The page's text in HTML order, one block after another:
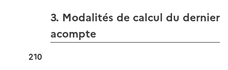
3. Modalités de calcul du dernier
acompte
210